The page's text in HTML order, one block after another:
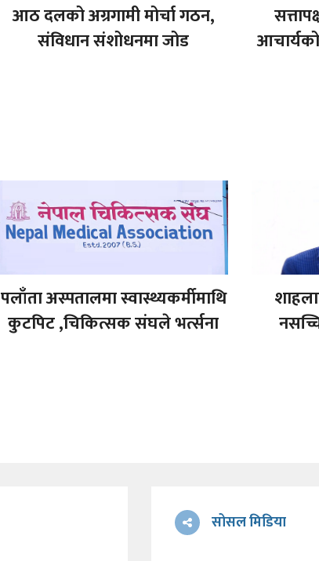
आठ दलको अग्रगामी मोर्चा गठन,
संविधान संशोधनमा जोड
पलाँता अस्पतालमा स्वास्थ्यकर्मीमाथि
कुटपिट ,चिकित्सक संघले भर्त्सना
सोसल मिडिया